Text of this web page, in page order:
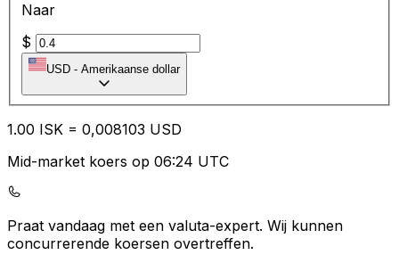
Naar
$
USD - Amerikaanse dollar
1.00 ISK = 0,008103 USD
Mid-market koers op 06:24 UTC
Praat vandaag met een valuta-expert. Wij kunnen
concurrerende koersen overtreffen.